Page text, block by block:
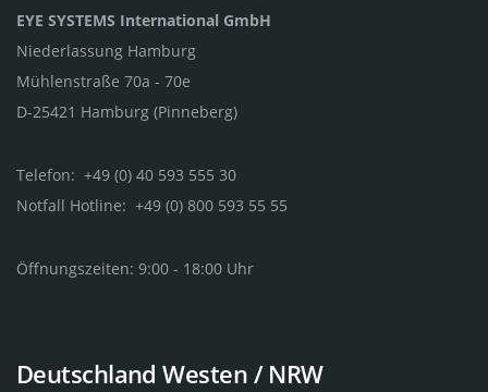
EYE SYSTEMS International GmbH
Niederlassung Hamburg
Mühlenstraße 70a - 70e
D-25421 Hamburg (Pinneberg)
Telefon: +49 (0) 40 593 555 30
Notfall Hotline: +49 (0) 800 593 55 55
Öffnungszeiten: 9:00 - 18:00 Uhr
Deutschland Westen / NRW